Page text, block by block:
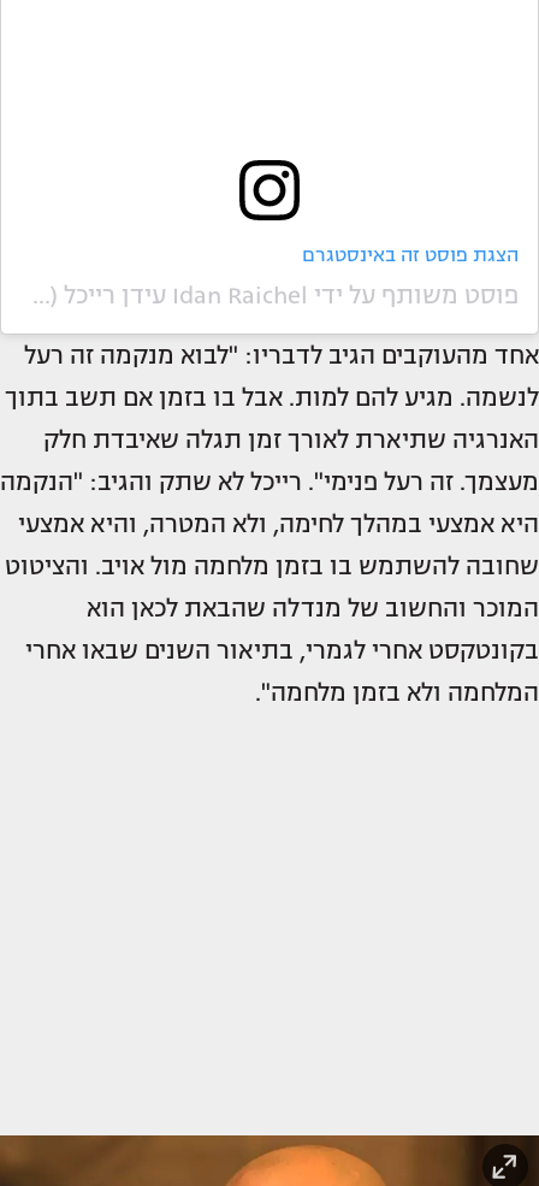
הצגת פוסט זה באינסטגרם
פוסט משותף על ידי ‏‎Idan Raichel עידן רייכל‎‏ (@‏‎idanraichel‎‏)
אחד מהעוקבים הגיב לדבריו: "לבוא מנקמה זה רעל
לנשמה. מגיע להם למות. אבל בו בזמן אם תשב בתוך
האנרגיה שתיארת לאורך זמן תגלה שאיבדת חלק
מעצמך. זה רעל פנימי". רייכל לא שתק והגיב: "הנקמה
היא אמצעי במהלך לחימה, ולא המטרה, והיא אמצעי
שחובה להשתמש בו בזמן מלחמה מול אויב. והציטוט
המוכר והחשוב של מנדלה שהבאת לכאן הוא
בקונטקסט אחרי לגמרי, בתיאור השנים שבאו אחרי
המלחמה ולא בזמן מלחמה".